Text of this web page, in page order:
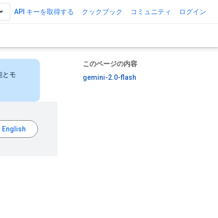
API キーを取得する クックブック コミュニティ ログイン
このページの内容
gemini-2.0-flash
とモ